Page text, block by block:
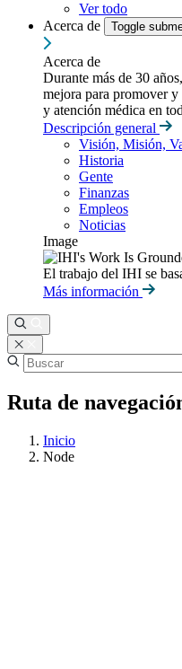
Ver todo
Acerca de
Toggle
Acerca de
Durante más de 30
mejora para promover y
y atención médica en
Descripción general
Visión, Misión,
Historia
Gente
Finanzas
Empleos
Noticias
Image
El trabajo del IHI se
Más información
Ruta de
Inicio
Node